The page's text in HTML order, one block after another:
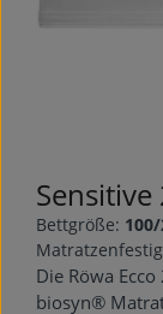
Sensitive
Bettgröße:
Die Röwa
biosyn®